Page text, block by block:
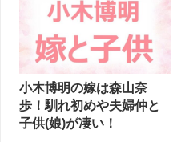
小木博明の嫁は森山奈
歩！馴れ初めや夫婦仲と
子供(娘)が凄い！